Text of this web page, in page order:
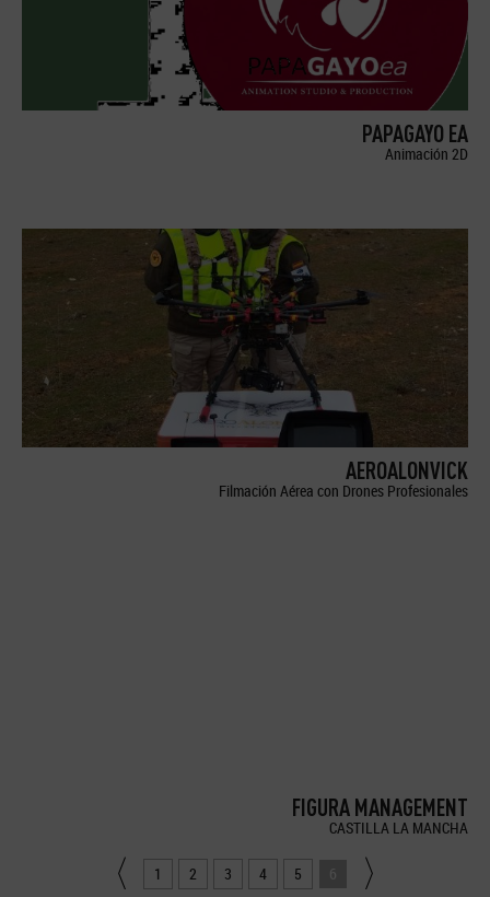
PAPAGAYO EA
Animación 2D
AEROALONVICK
Filmación Aérea con Drones Profesionales
FIGURA MANAGEMENT
CASTILLA LA MANCHA
1 2 3 4 5 6